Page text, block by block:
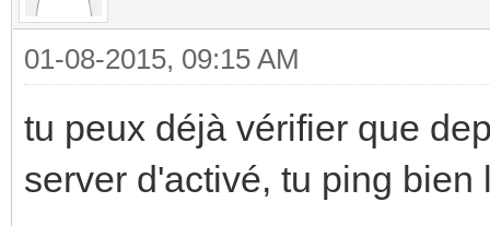
01-08-2015, 09:15 AM
tu peux déjà vérifier que
server d'activé, tu ping bien